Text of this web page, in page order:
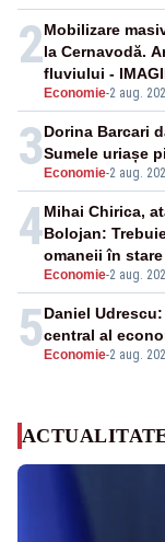
2
Economie-2 aug.
Mobilizare
la Cernavodă.
fluviului -
3 Economie-2 aug.
Dorina Barcari
Sumele uriașe
4
Economie-2 aug.
Mihai Chirica,
Bolojan:
omaneii în
5 Economie-2 aug.
Daniel
central al